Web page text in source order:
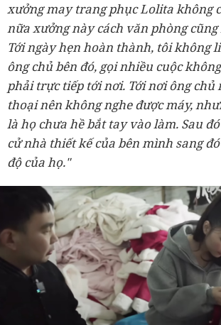
xưởng may trang phục Lolita không
nữa xưởng này cách văn phòng
Tới ngày hẹn hoàn thành, tôi không
ông chủ bên đó, gọi nhiều cuộc
phải trực tiếp tới nơi. Tới nơi ông chủ
thoại nên không nghe được máy,
là họ chưa hề bắt tay vào làm. Sau
cử nhà thiết kế của bên mình sang
độ của họ."